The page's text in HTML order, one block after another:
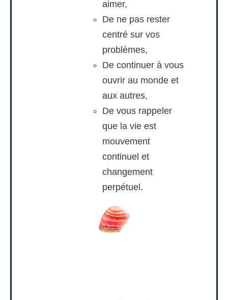
aimer,
De ne pas rester
centré sur vos
problèmes,
De continuer à vous
ouvrir au monde et
aux autres,
De vous rappeler
que la vie est
mouvement
continuel et
changement
perpétuel.